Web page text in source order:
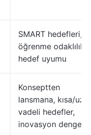
SMART hedefleri,
öğrenme odaklılık,
hedef uyumu
Konseptten
lansmana, kısa/
vadeli hedefler,
inovasyon dengesi